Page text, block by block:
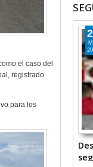
el caso del
registrado
para los